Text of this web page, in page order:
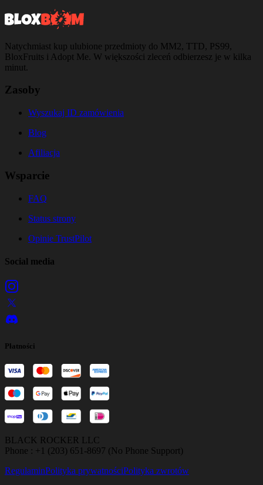
Natychmiast kup ulubione przedmioty do MM2, TTD, PS99,
BloxFruits i Adopt Me. W większości zleceń odbierzesz je w kilka
minut.
Zasoby
Wyszukaj ID zamówienia
Blog
Afiliacja
Wsparcie
FAQ
Status strony
Opinie TrustPilot
Social media
Płatności
BLACK ROCKER LLC
Phone : +1 (203) 651-8697 (No Phone Support)
RegulaminPolityka prywatnościPolityka zwrotów